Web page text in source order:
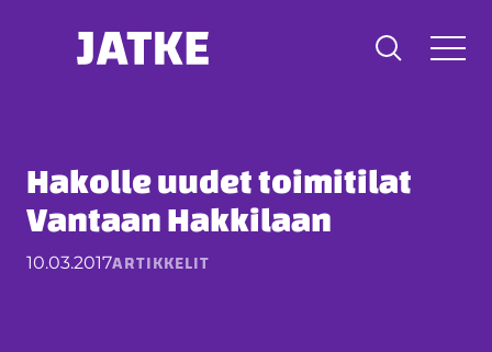
Hakolle uudet toimitilat
Vantaan Hakkilaan
10.03.2017ARTIKKELIT